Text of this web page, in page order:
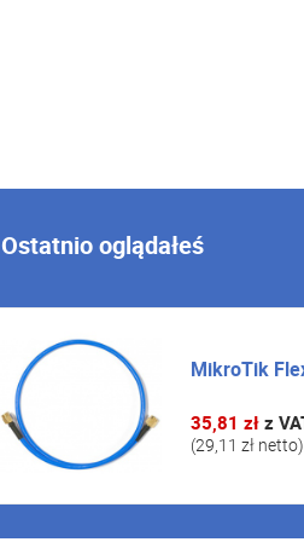
Ostatnio oglądałeś
MikroTik
35,81 zł z
(29,11 zł netto)